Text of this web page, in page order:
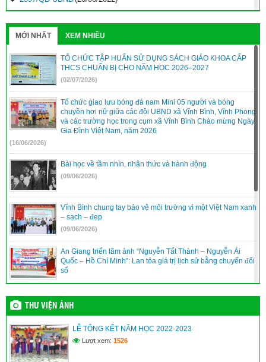
MỚI NHẤT XEM NHIỀU
TỔ CHỨC TẬP HUẤN SỬ DỤNG SÁCH GIÁO KHOA CẤP
THCS CHUẨN BỊ CHO NĂM HỌC 2026–2027
(02/07/2026)
Tổ chức giao lưu bóng đá nam Mini 05 người và bóng
chuyền hơi nữ giữa các đội UBND xã Vĩnh Bình, Vĩnh Phong
và các trường học trong cụm xã Vĩnh Bình Chào mừng Ngày
Gia Đình Việt Nam, năm 2026
(16/06/2026)
Bài học về tầm nhìn, nhận thức và hành động
(09/06/2026)
Vĩnh Bình chung tay bảo vệ môi trường vì một Việt Nam xanh
– sạch – đẹp
(09/06/2026)
An Giang triển lãm ảnh “Nguyễn Tất Thành – Nguyễn Ái
Quốc – Hồ Chí Minh”: Lan tỏa giá trị lịch sử bằng chuyển đổi
số
(09/06/2026)
Vĩnh Bình nâng cao năng lực quản trị, điều hành của đội ngũ
(09/06/2026)
XÃ VĨNH BÌNH TỔ CHỨC TRIỂN LÃM ẢNH KỶ NIỆM 115
NĂM NGÀY BÁC HỒ RA ĐI TÌM ĐƯỜNG CỨU NƯỚC
THƯ VIỆN ẢNH
LỄ TỔNG KẾT NĂM HỌC 2022-2023
Lượt xem: 1526